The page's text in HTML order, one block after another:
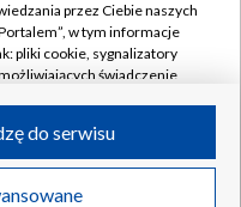
w likwidacji
przez Ciebie naszych
w tym informacje
pliki cookie, sygnalizatory
świadczenie
przez Ciebie
do serwisu